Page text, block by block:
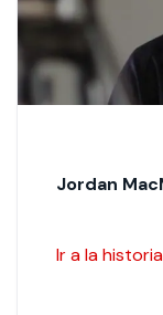
Jordan
Ir a la historia